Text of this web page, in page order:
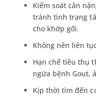
Kiểm soát cân
tránh tình trạng
cho khớp gối.
Không nên liên
Hạn chế tiêu thụ
ngừa bệnh Gout,
Kịp thời tìm đến